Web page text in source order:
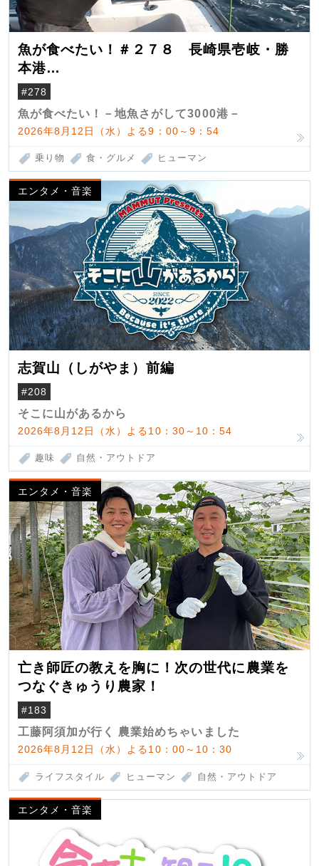
魚が食べたい！＃２７８ 長崎県壱岐・勝
本港
（クロマグロ）
#278
魚が食べたい！－地魚さがして3000港－
2026年8月12日（水）よる9：00～9：54
乗り物 食・グルメ ヒューマン
エンタメ・音楽
志賀山（しがやま）前編
#208
そこに山があるから
2026年8月12日（水）よる10：30～10：54
趣味 自然・アウトドア
エンタメ・音楽
亡き師匠の教えを胸に！次の世代に農業を
つなぐきゅうり農家！
#183
工藤阿須加が行く 農業始めちゃいました
2026年8月12日（水）よる10：00～10：30
ライフスタイル ヒューマン 自然・アウトドア
エンタメ・音楽